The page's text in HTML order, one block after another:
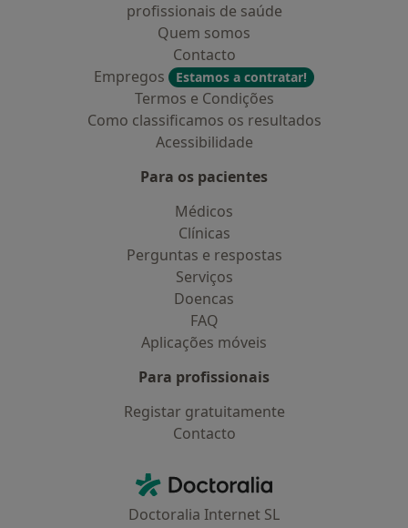
profissionais de saúde
Quem somos
Contacto
Empregos
Estamos a contratar!
Termos e Condições
Como classificamos os resultados
Acessibilidade
Para os pacientes
Médicos
Clínicas
Perguntas e respostas
Serviços
Doencas
FAQ
Aplicações móveis
Para profissionais
Registar gratuitamente
Contacto
Doctoralia - Homepage
Doctoralia Internet SL